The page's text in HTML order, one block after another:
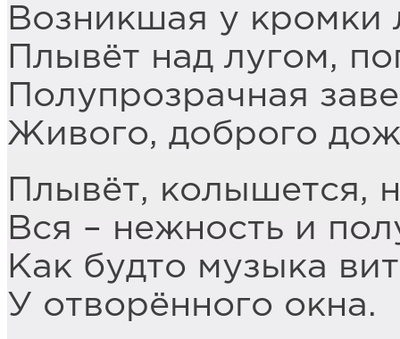
Возникшая у кромки
Плывёт над лугом,
Полупрозрачная
Живого, доброго
Плывёт, колышется,
Вся – нежность и
Как будто музыка
У отворённого окна.